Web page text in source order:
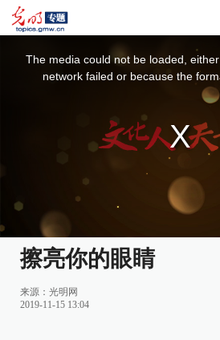
The media could not be loaded,
network failed or because the
擦亮你的眼睛
来源： 光明网
2019-11-15 13:04